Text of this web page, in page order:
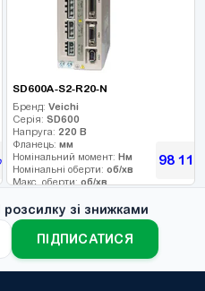
SD600A-S2-R20-N
Бренд: Veichi
Серія: SD600
Напруга: 220 В
Фланець: мм
Номінальний момент: Нм
Номінальні оберти: об/хв
Макс. оберти: об/хв
Енкодер:
Гальмо:
98 118
зі знижками
ПІДПИСАТИСЯ